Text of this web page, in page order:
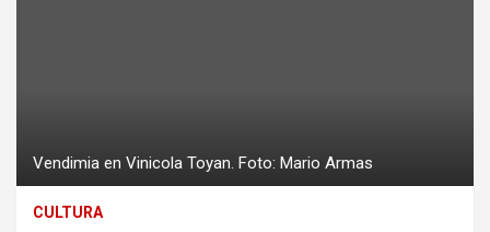
Vendimia en Vinicola Toyan. Foto: Mario Armas
CULTURA